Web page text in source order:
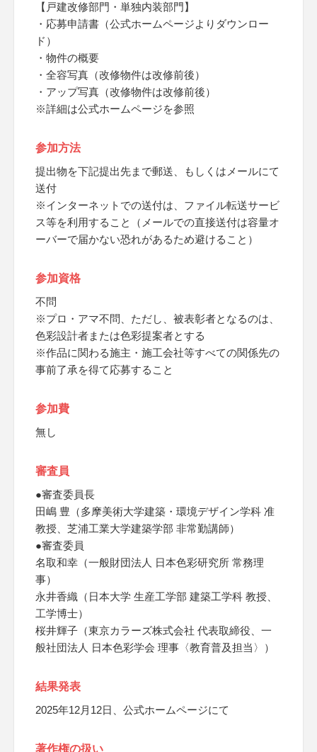
【戸建改修部門・単独内装部門】
・応募申請書（公式ホームページよりダウンロー
ド）
・物件の概要
・全容写真（改修物件は改修前後）
・アップ写真（改修物件は改修前後）
※詳細は公式ホームページを参照
参加方法
提出物を下記提出先まで郵送、もしくはメールにて
送付
※インターネットでの送付は、ファイル転送サービ
ス等を利用すること（メールでの直接送付は容量オ
ーバーで届かない恐れがあるため避けること）
参加資格
不問
※プロ・アマ不問、ただし、被表彰者となるのは、
色彩設計者または色彩提案者とする
※作品に関わる施主・施工会社等すべての関係先の
事前了承を得て応募すること
参加費
無し
審査員
●審査委員長
田嶋 豊（多摩美術大学建築・環境デザイン学科 准
教授、芝浦工業大学建築学部 非常勤講師）
●審査委員
名取和幸（一般財団法人 日本色彩研究所 常務理
事）
永井香織（日本大学 生産工学部 建築工学科 教授、
工学博士）
桜井輝子（東京カラーズ株式会社 代表取締役、一
般社団法人 日本色彩学会 理事〈教育普及担当〉）
結果発表
2025年12月12日、公式ホームページにて
著作権の扱い